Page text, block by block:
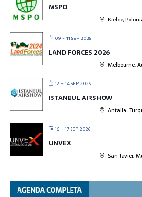
MSPO
Kielce,
09 - 11 SEP 2026
LAND FORCES 2026
Melbourne,
12 - 14 SEP 2026
ISTANBUL AIRSHOW
Antalia.
16 - 17 SEP 2026
UNVEX
San Javier,